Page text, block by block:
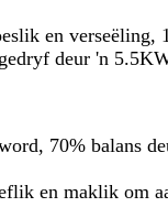
en
deur 'n
70% balans
en maklik om